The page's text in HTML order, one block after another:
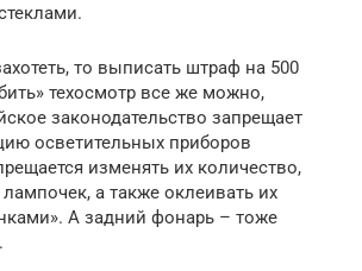
то выписать штраф на 500
техосмотр все же можно,
законодательство запрещает
осветительных приборов
изменять их количество,
а также оклеивать их
А задний фонарь – тоже